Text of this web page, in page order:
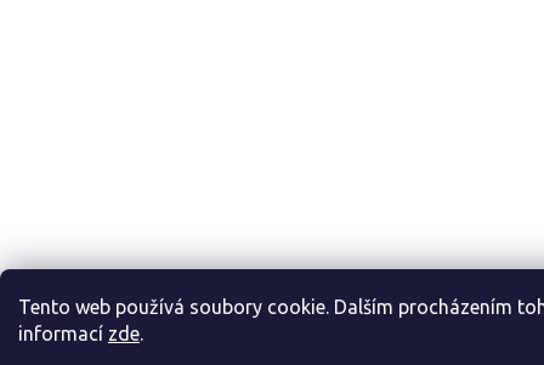
Tento web používá soubory cookie. Dalším procházením
informací zde.